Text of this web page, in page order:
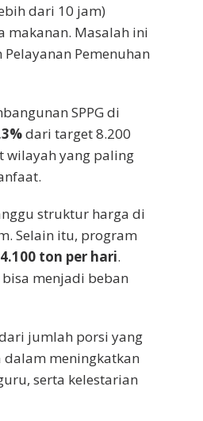
dari 10 jam)
makanan. Masalah ini
Pemenuhan
SPPG di
dari target 8.200
wilayah yang paling
struktur harga di
Selain itu, program
4.100 ton per hari.
menjadi beban
jumlah porsi yang
meningkatkan
serta kelestarian